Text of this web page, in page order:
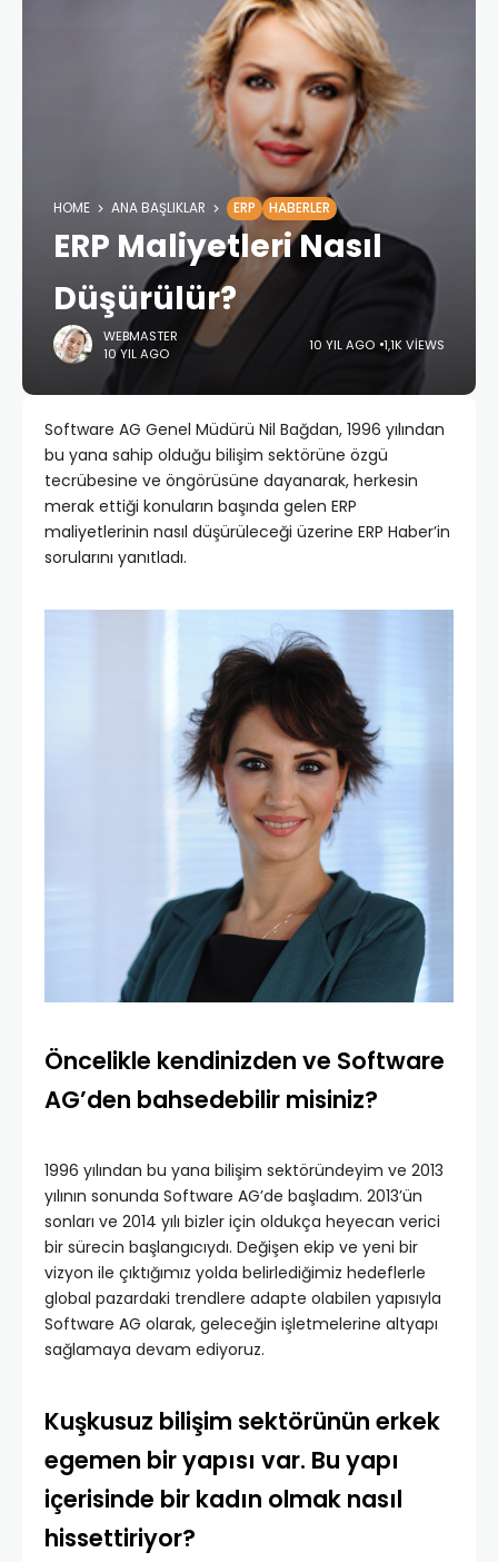
HOME ANA BAŞLIKLAR ERP HABERLER
ERP Maliyetleri Nasıl
Düşürülür?
WEBMASTER
10 YIL AGO
10 YIL AGO 1,1K VIEWS
Software AG Genel Müdürü Nil Bağdan, 1996 yılından
bu yana sahip olduğu bilişim sektörüne özgü
tecrübesine ve öngörüsüne dayanarak, herkesin
merak ettiği konuların başında gelen ERP
maliyetlerinin nasıl düşürüleceği üzerine ERP Haber’in
sorularını yanıtladı.
Öncelikle kendinizden ve Software
AG’den bahsedebilir misiniz?
1996 yılından bu yana bilişim sektöründeyim ve 2013
yılının sonunda Software AG’de başladım. 2013’ün
sonları ve 2014 yılı bizler için oldukça heyecan verici
bir sürecin başlangıcıydı. Değişen ekip ve yeni bir
vizyon ile çıktığımız yolda belirlediğimiz hedeflerle
global pazardaki trendlere adapte olabilen yapısıyla
Software AG olarak, geleceğin işletmelerine altyapı
sağlamaya devam ediyoruz.
Kuşkusuz bilişim sektörünün erkek
egemen bir yapısı var. Bu yapı
içerisinde bir kadın olmak nasıl
hissettiriyor?